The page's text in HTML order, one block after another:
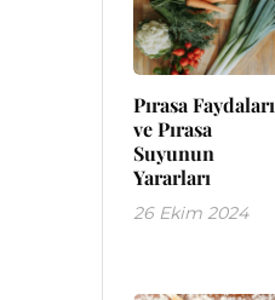
Pırasa Faydaları
ve Pırasa
Suyunun
Yararları
26 Ekim 2024